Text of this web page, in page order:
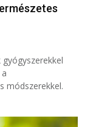
módszerekkel.